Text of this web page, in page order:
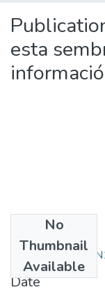
esta
No
Thumbnail
Available
1991-1992-V9-
Date